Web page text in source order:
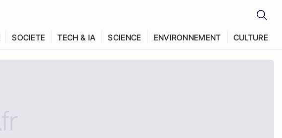
SOCIETE TECH & IA SCIENCE ENVIRONNEMENT CULTURE